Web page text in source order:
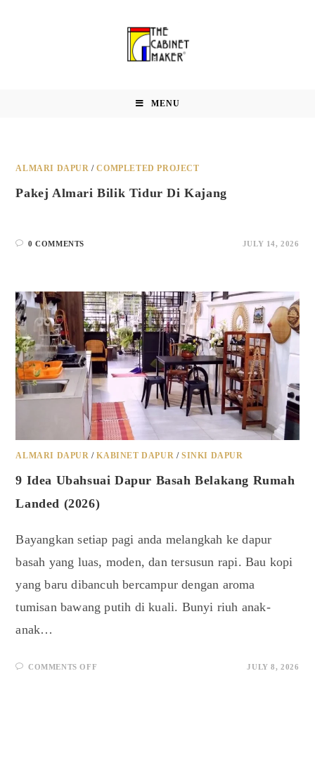
MENU
ALMARI DAPUR /COMPLETED PROJECT
Pakej Almari Bilik Tidur Di Kajang
0 COMMENTS JULY 14, 2026
ALMARI DAPUR /KABINET DAPUR /SINKI DAPUR
9 Idea Ubahsuai Dapur Basah Belakang Rumah
Landed (2026)
Bayangkan setiap pagi anda melangkah ke dapur
basah yang luas, moden, dan tersusun rapi. Bau kopi
yang baru dibancuh bercampur dengan aroma
tumisan bawang putih di kuali. Bunyi riuh anak-
anak…
COMMENTS OFF JULY 8, 2026